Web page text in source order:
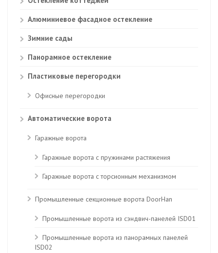
Алюминиевое фасадное остекление
Зимние сады
Панорамное остекление
Пластиковые перегородки
Офисные перегородки
Автоматические ворота
Гаражные ворота
Гаражные ворота с пружинами растяжения
Гаражные ворота с торсионным механизмом
Промышленные секционные ворота DoorHan
Промышленные ворота из сэндвич-панелей ISD01
Промышленные ворота из панорамных панелей
ISD02